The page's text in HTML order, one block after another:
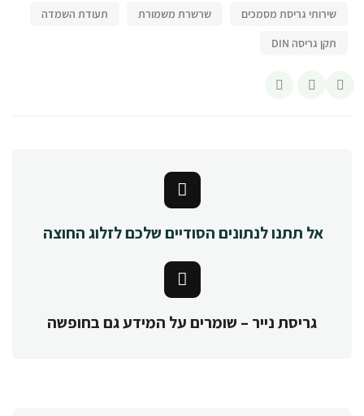
שירותי גריסת מסמכים
שרשרת משמורת
תעודת השמדה
תקן גריסה DIN
אל תתנו לנתונים הסודיים שלכם לזלוג החוצה
גריסת נייר – שומרים על המידע גם בחופשה